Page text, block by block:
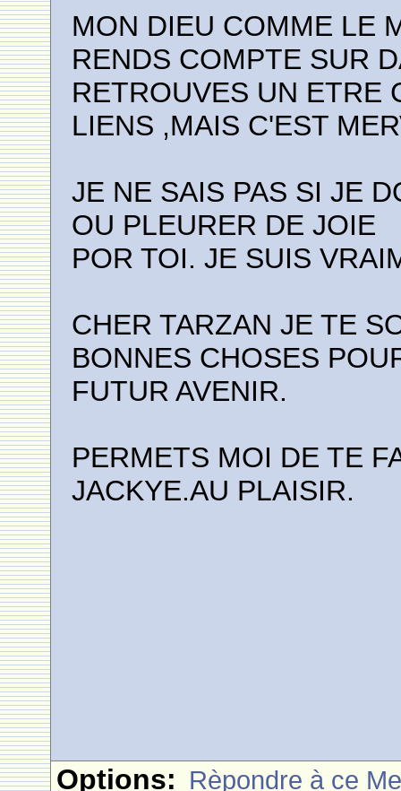
MON DIEU COMME LE
RENDS COMPTE SUR
RETROUVES UN ETRE
LIENS ,MAIS C'EST
JE NE SAIS PAS SI JE
OU PLEURER DE JOIE
POR TOI. JE SUIS
CHER TARZAN JE TE
BONNES CHOSES
FUTUR AVENIR.
PERMETS MOI DE TE
JACKYE.AU PLAISIR.
Options: Rèpondre à ce